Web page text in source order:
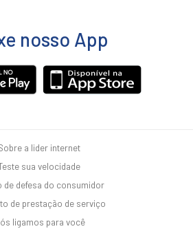
nosso App
a lider internet
sua velocidade
de defesa do consumidor
de prestação de serviço
ligamos para você